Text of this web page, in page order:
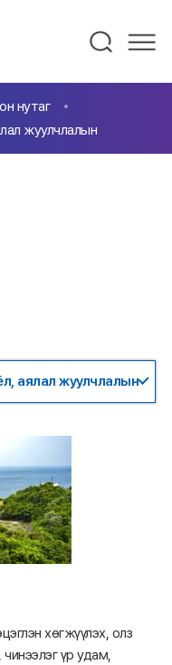
нутаг
жуулчлалын
аялал жуулчлалын
хөгжүүлэх, олз
үр удам,